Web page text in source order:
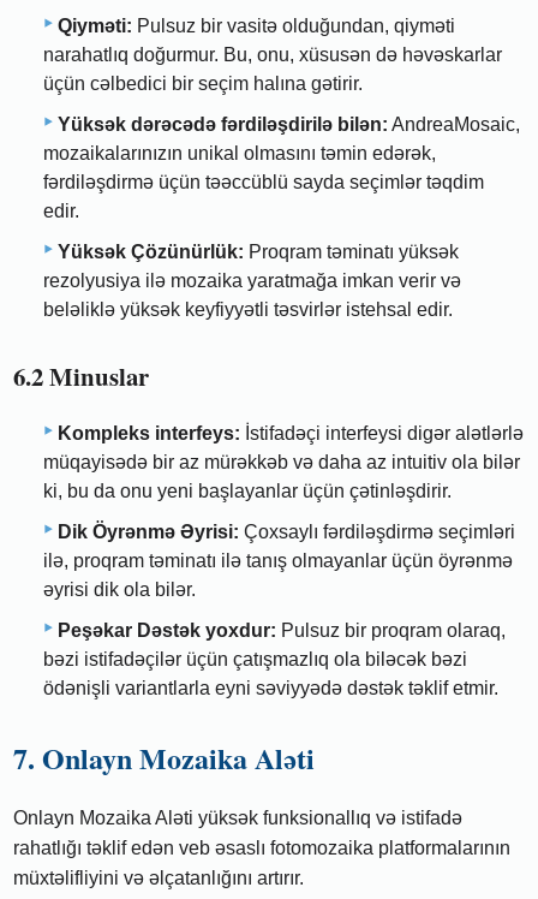
Qiyməti: Pulsuz bir vasitə olduğundan, qiyməti
narahatlıq doğurmur. Bu, onu, xüsusən də həvəskarlar
üçün cəlbedici bir seçim halına gətirir.
Yüksək dərəcədə fərdiləşdirilə bilən: AndreaMosaic,
mozaikalarınızın unikal olmasını təmin edərək,
fərdiləşdirmə üçün təəccüblü sayda seçimlər təqdim
edir.
Yüksək Çözünürlük: Proqram təminatı yüksək
rezolyusiya ilə mozaika yaratmağa imkan verir və
beləliklə yüksək keyfiyyətli təsvirlər istehsal edir.
6.2 Minuslar
Kompleks interfeys: İstifadəçi interfeysi digər alətlərlə
müqayisədə bir az mürəkkəb və daha az intuitiv ola bilər
ki, bu da onu yeni başlayanlar üçün çətinləşdirir.
Dik Öyrənmə Əyrisi: Çoxsaylı fərdiləşdirmə seçimləri
ilə, proqram təminatı ilə tanış olmayanlar üçün öyrənmə
əyrisi dik ola bilər.
Peşəkar Dəstək yoxdur: Pulsuz bir proqram olaraq,
bəzi istifadəçilər üçün çatışmazlıq ola biləcək bəzi
ödənişli variantlarla eyni səviyyədə dəstək təklif etmir.
7. Onlayn Mozaika Aləti
Onlayn Mozaika Aləti yüksək funksionallıq və istifadə
rahatlığı təklif edən veb əsaslı fotomozaika platformalarının
müxtəlifliyini və əlçatanlığını artırır.